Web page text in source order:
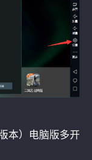
本）电脑版多开